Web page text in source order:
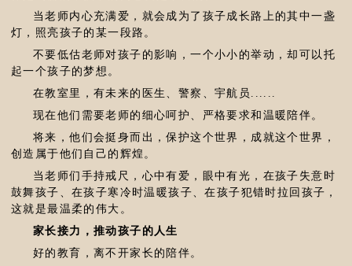
当老师内心充满爱，就会成为了孩子成长路上的其中一盏
灯，照亮孩子的某一段路。
不要低估老师对孩子的影响，一个小小的举动，却可以托
起一个孩子的梦想。
在教室里，有未来的医生、警察、宇航员......
现在他们需要老师的细心呵护、严格要求和温暖陪伴。
将来，他们会挺身而出，保护这个世界，成就这个世界，
创造属于他们自己的辉煌。
当老师们手持戒尺，心中有爱，眼中有光，在孩子失意时
鼓舞孩子、在孩子寒冷时温暖孩子、在孩子犯错时拉回孩子，
这就是最温柔的伟大。
家长接力，推动孩子的人生
好的教育，离不开家长的陪伴。